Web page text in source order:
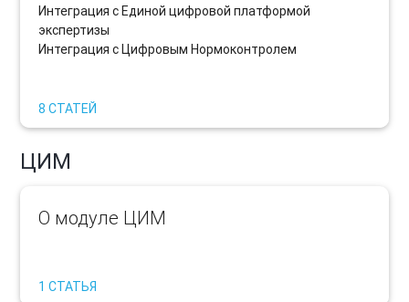
Интеграция с Единой цифровой платформой
экспертизы
Интеграция с Цифровым Нормоконтролем
8 СТАТЕЙ
ЦИМ
О модуле ЦИМ
1 СТАТЬЯ